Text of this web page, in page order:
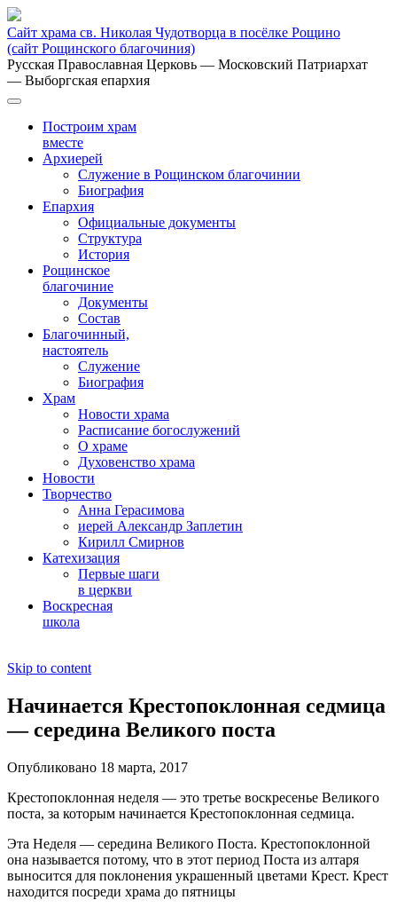
Сайт храма св. Николая Чудотворца в посёлке Рощино
(сайт Рощинского благочиния)
Русская Православная Церковь — Московский Патриархат
— Выборгская епархия
Построим храм
вместе
Архиерей
Служение в Рощинском благочинии
Биография
Епархия
Официальные документы
Структура
История
Рощинское
благочиние
Документы
Состав
Благочинный,
настоятель
Служение
Биография
Храм
Новости храма
Расписание богослужений
О храме
Духовенство храма
Новости
Творчество
Анна Герасимова
иерей Александр Заплетин
Кирилл Смирнов
Катехизация
Первые шаги
в церкви
Воскресная
школа
Skip to content
Начинается Крестопоклонная седмица
— середина Великого поста
Опубликовано 18 марта, 2017
Крестопоклонная неделя — это третье воскресенье Великого
поста, за которым начинается Крестопоклонная седмица.
Эта Неделя — середина Великого Поста. Крестопоклонной
она называется потому, что в этот период Поста из алтаря
выносится для поклонения украшенный цветами Крест. Крест
находится посреди храма до пятницы